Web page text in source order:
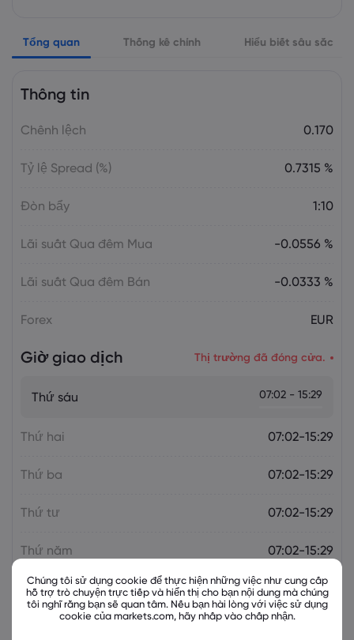
US Government Shutdown Threatens
October Inflation Data Release
US-EU Relations: Russia Sanctions Unite
Emma Rose
Tổng quan Thống kê chính Hiểu biết sâu sắc
Thông tin
Chênh lệch 0.170
Tỷ lệ Spread (%) 0.7315 %
Đòn bẩy 1:10
Lãi suất Qua đêm Mua -0.0556 %
Lãi suất Qua đêm Bán -0.0333 %
Forex EUR
Giờ giao dịch Thị trường đã đóng cửa.
Thứ sáu 07:02 - 15:29
Thứ hai 07:02-15:29
Thứ ba 07:02-15:29
Thứ tư 07:02-15:29
Thứ năm 07:02-15:29
Các công cụ liên quan
Chúng tôi sử dụng cookie để thực hiện những việc như cung cấp
hỗ trợ trò chuyện trực tiếp và hiển thị cho bạn nội dung mà chúng
tôi nghĩ rằng bạn sẽ quan tâm. Nếu bạn hài lòng với việc sử dụng
cookie của markets.com, hãy nhấp vào chấp nhận.